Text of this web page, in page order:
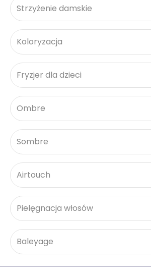
Strzyżenie damskie
Koloryzacja
Fryzjer dla dzieci
Ombre
Sombre
Airtouch
Pielęgnacja włosów
Baleyage